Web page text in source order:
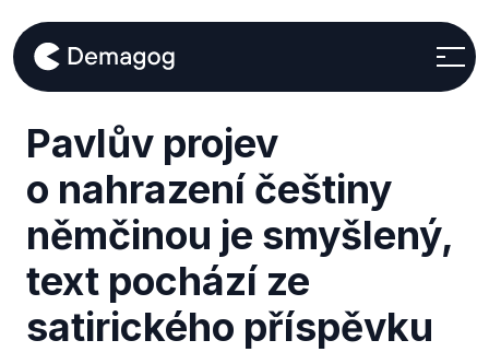
Pavlův projev
o nahrazení češtiny
němčinou je smyšlený,
text pochází ze
satirického příspěvku